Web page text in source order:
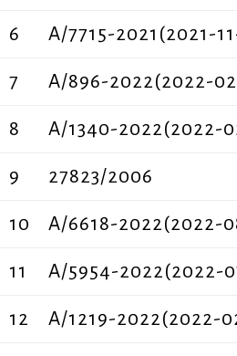
6 Α/7715-2021(2021-
7 Α/896-2022(2022-
8 Α/1340-2022(2022-
9 27823/2006
10 A/6618-2022(2022-
11 A/5954-2022(2022-
12 Α/1219-2022(2022-